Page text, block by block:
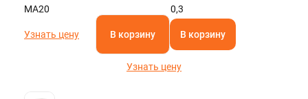
МА20
0,3
Узнать цену В корзину В корзину
Узнать цену